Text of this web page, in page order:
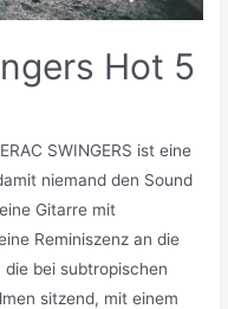
Hot 5
SWINGERS ist eine
niemand den Sound
Gitarre mit
Reminiszenz an die
bei subtropischen
sitzend, mit einem